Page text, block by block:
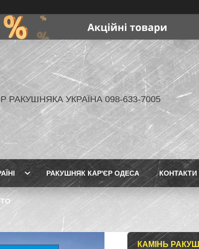
РАКУШНЯКА УКРАЇНА 098-633-7005
РАКУШНЯК КАР'ЄР ОДЕСА КОНТАКТИ
КАМІНЬ